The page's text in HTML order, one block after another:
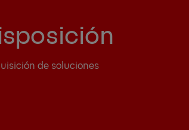
de soluciones